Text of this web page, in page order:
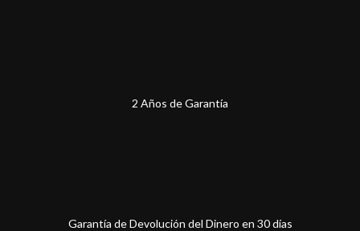
2 Años de Garantía
Garantía de Devolución del Dinero en 30 días